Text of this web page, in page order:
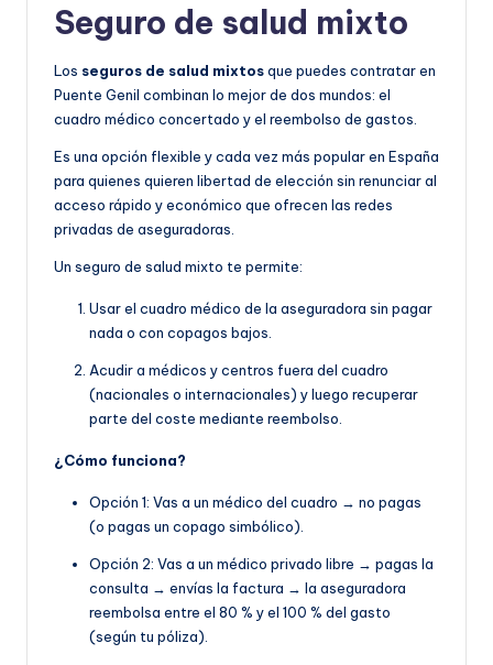
Seguro de salud mixto
Los seguros de salud mixtosque puedes contratar en
Puente Genil combinan lo mejor de dos mundos: el
cuadro médico concertado y el reembolso de gastos.
Es una opción flexible y cada vez más popular en España
para quienes quieren libertad de elección sin renunciar al
acceso rápido y económico que ofrecen las redes
privadas de aseguradoras.
Un seguro de salud mixto te permite:
Usar el cuadro médico de la aseguradora sin pagar
nada o con copagos bajos.
Acudir a médicos y centros fuera del cuadro
(nacionales o internacionales) y luego recuperar
parte del coste mediante reembolso.
¿Cómo funciona?
Opción 1: Vas a un médico del cuadro → no pagas
(o pagas un copago simbólico).
Opción 2: Vas a un médico privado libre → pagas la
consulta → envías la factura → la aseguradora
reembolsa entre el 80 % y el 100 % del gasto
(según tu póliza).